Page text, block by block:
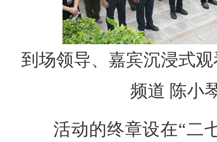
到场领导、嘉宾沉浸式
频道 陈小
活动的终章设在“二